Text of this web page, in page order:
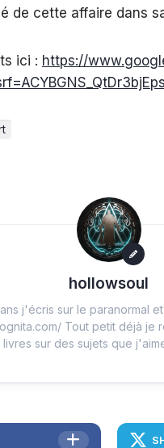
de cette affaire dans
ici : https://
hollowsoul
j'écris sur le paranormal
Tout petit déjà
sur des sujets que